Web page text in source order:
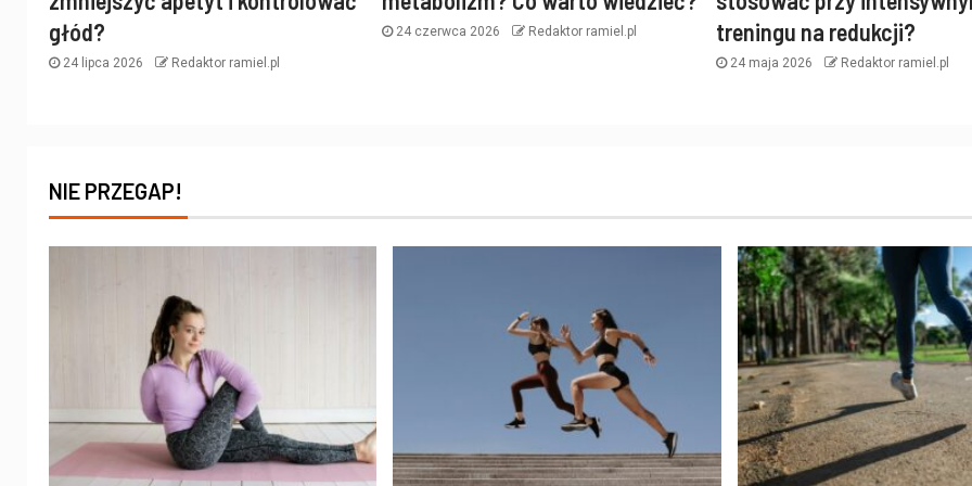
głód?
24 lipca 2026 Redaktor ramiel.pl
24 czerwca 2026 Redaktor ramiel.pl
treningu na redukcji?
24 maja 2026 Redaktor ramiel.pl
NIE PRZEGAP!